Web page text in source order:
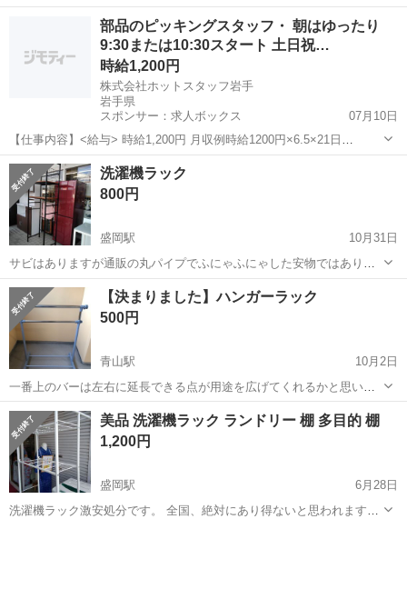
穴あり
滝沢市 収納家具 整理棚
部品のピッキングスタッフ・ 朝はゆったり
9:30または10:30スタート 土日祝…
時給1,200円
株式会社ホットスタッフ岩手
岩手県
スポンサー：求人ボックス
07月10日
【仕事内容】<給与> 時給1,200円 月収例時給1200円×6.5×21日
=163,800円～ 月収16万円以上 交通費別途支給 <即払い制度あり> 時給
×稼働時間分の内、1000円単位で申請可能! 申請日から最短当日中に受
取可...
アルバイト・パート / 派遣社員
洗濯機ラック
800円
盛岡駅
10月31日
サビはありますが通販の丸パイプでふにゃふにゃした安物ではありま
せん。 角パイプで天板は天然木です。 耐負荷荷重そこそこの洗濯機ラ
岩手 盛岡市 盛岡駅 収納家具 ラック
【決まりました】ハンガーラック
500円
青山駅
10月2日
一番上のバーは左右に延長できる点が用途を広げてくれるかと思いま
す☺︎ 高さ最小 約1050mm よこ最小 約910mm 奥行き 約420mm ※ 郵
送等は行っておりませんのでご了承下さい。詳しくはプロフィールも
是非ご...
岩手 盛岡市 青山駅 収納家具 ラック
美品 洗濯機ラック ランドリー 棚 多目的 棚
1,200円
盛岡駅
6月28日
洗濯機ラック激安処分です。 全国、絶対にあり得ないと思われますが